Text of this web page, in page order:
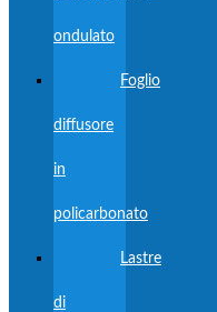
ondulato
Foglio
diffusore
in
policarbonato
Lastre
di